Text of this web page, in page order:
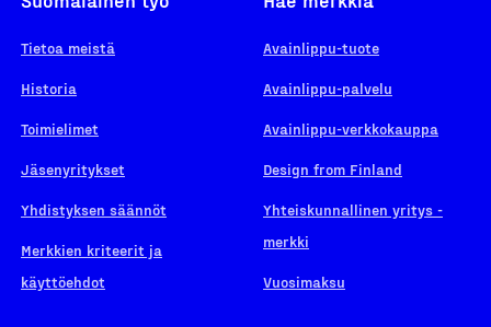
Tietoa meistä
Historia
Toimielimet
Jäsenyritykset
Yhdistyksen säännöt
Merkkien kriteerit ja
käyttöehdot
Avainlippu-tuote
Avainlippu-palvelu
Avainlippu-verkkokauppa
Design from Finland
Yhteiskunnallinen yritys -
merkki
Vuosimaksu